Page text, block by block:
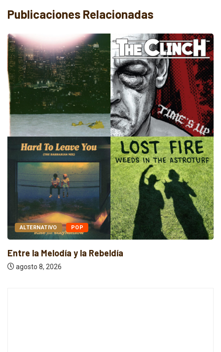
Publicaciones Relacionadas
ALTERNATIVO POP
Entre la Melodía y la Rebeldía
agosto 8, 2026